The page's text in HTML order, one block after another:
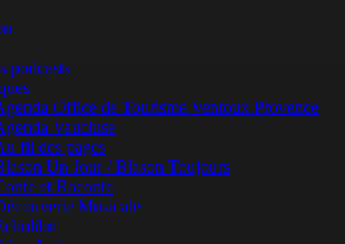
podcasts
Office de Tourisme Ventoux Provence
Vaucluse
fil des pages
Un Jour / Blason Toujours
et Raconte
Musicale